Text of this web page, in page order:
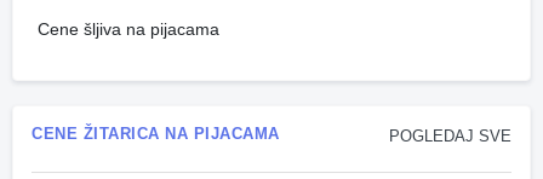
Cene šljiva na pijacama
POGLEDAJ SVE
CENE ŽITARICA NA PIJACAMA